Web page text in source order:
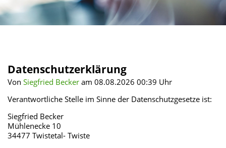
Datenschutzerklärung
Von Siegfried Beckeram 08.08.2026 00:39 Uhr
Verantwortliche Stelle im Sinne der Datenschutzgesetze ist:
Siegfried Becker
Mühlenecke 10
34477 Twistetal- Twiste